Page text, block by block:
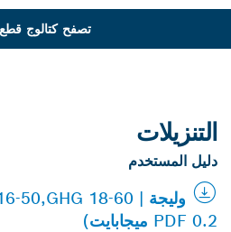
تصفح كتالوج قطع
التنزيلات
دليل المستخدم
PDF 0.2 ميجابايت)